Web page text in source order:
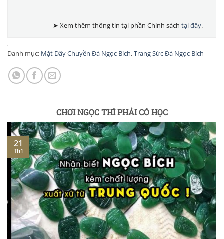
➤ Xem thêm thông tin tại phần Chính sách tại đây.
Danh mục: Mặt Dây Chuyền Đá Ngọc Bích,Trang Sức Đá Ngọc Bích
CHƠI NGỌC THÌ PHẢI CÓ HỌC
21
Th1